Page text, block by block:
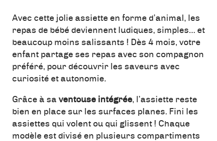
Avec cette jolie assiette en forme d’animal, les
repas de bébé deviennent ludiques, simples… et
beaucoup moins salissants ! Dès 4 mois, votre
enfant partage ses repas avec son compagnon
préféré, pour découvrir les saveurs avec
curiosité et autonomie.
Grâce à sa ventouse intégrée, l’assiette reste
bien en place sur les surfaces planes. Fini les
assiettes qui volent ou qui glissent ! Chaque
modèle est divisé en plusieurs compartiments